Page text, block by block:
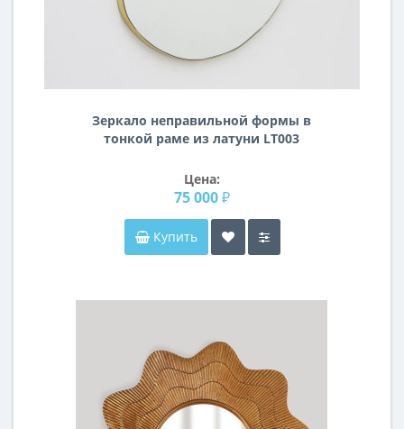
Зеркало неправильной формы в
тонкой раме из латуни LT003
Цена:
75 000 ₽
Купить